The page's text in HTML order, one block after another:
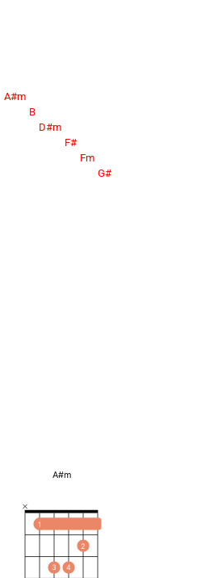
A#m
B
D#m
F#
Fm
G#
A#m
1
3 4
2